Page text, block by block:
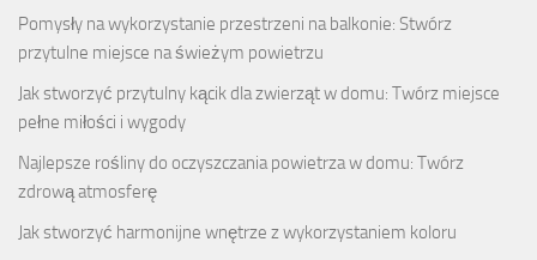
Pomysły na wykorzystanie przestrzeni na balkonie: Stwórz
przytulne miejsce na świeżym powietrzu
Jak stworzyć przytulny kącik dla zwierząt w domu: Twórz miejsce
pełne miłości i wygody
Najlepsze rośliny do oczyszczania powietrza w domu: Twórz
zdrową atmosferę
Jak stworzyć harmonijne wnętrze z wykorzystaniem koloru